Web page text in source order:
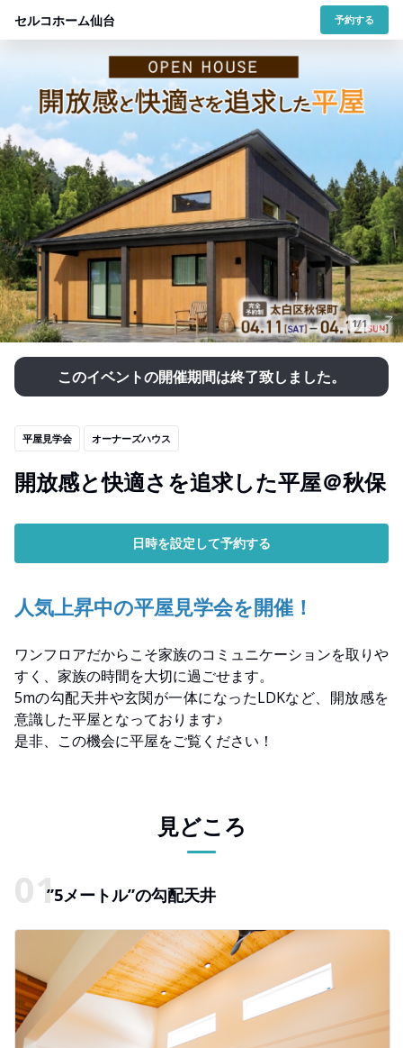
セルコホーム仙台 予約する
1/1
このイベントの開催期間は終了致しました。
平屋見学会 オーナーズハウス
開放感と快適さを追求した平屋＠秋保
日時を設定して予約する
人気上昇中の平屋見学会を開催！
ワンフロアだからこそ家族のコミュニケーションを取りや
すく、家族の時間を大切に過ごせます。
5mの勾配天井や玄関が一体になったLDKなど、開放感を
意識した平屋となっております♪
是非、この機会に平屋をご覧ください！
見どころ
”5メートル”の勾配天井